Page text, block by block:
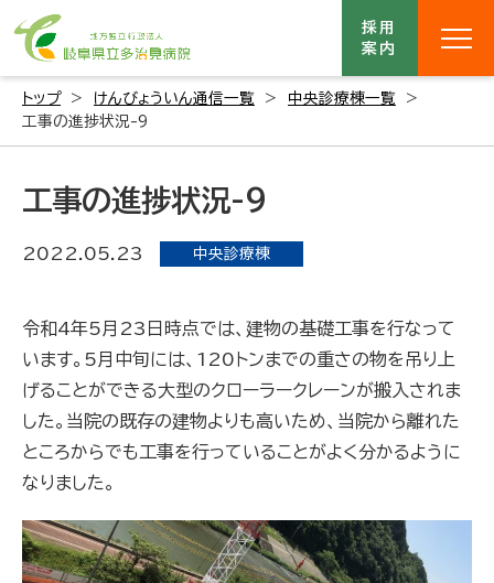
採用
案内
トップ けんびょういん通信一覧
中央診療棟一覧
工事の進捗状況-9
工事の進捗状況-9
2022.05.23 中央診療棟
令和4年5月23日時点では、建物の基礎工事を行なって
います。5月中旬には、120トンまでの重さの物を吊り上
げることができる大型のクローラークレーンが搬入されま
した。当院の既存の建物よりも高いため、当院から離れた
ところからでも工事を行っていることがよく分かるように
なりました。